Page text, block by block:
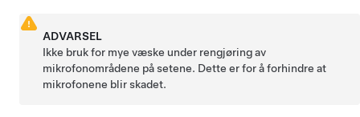
ADVARSEL
Ikke bruk for mye væske under rengjøring av
mikrofonområdene på setene. Dette er for å forhindre at
mikrofonene blir skadet.